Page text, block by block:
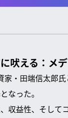
吠える：メ
・田端信太郎
なった。
収益性、そして